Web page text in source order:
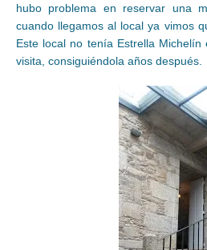
hubo problema en reservar una
cuando llegamos al local ya vimos
Este local no tenía Estrella
visita, consiguiéndola años después.